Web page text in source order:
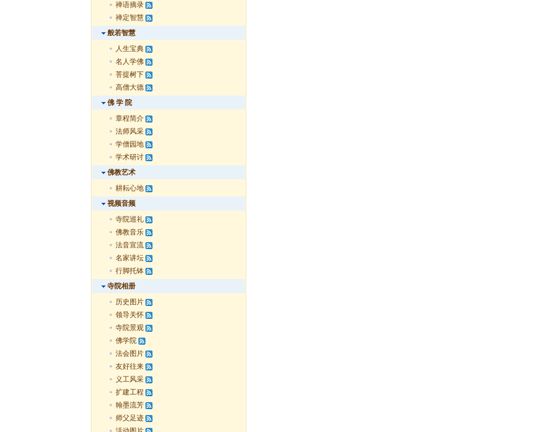
禅语摘录
禅定智慧
般若智慧
人生宝典
名人学佛
菩提树下
高僧大德
佛 学 院
章程简介
法师风采
学僧园地
学术研讨
佛教艺术
耕耘心地
视频音频
寺院巡礼
佛教音乐
法音宣流
名家讲坛
行脚托钵
寺院相册
历史图片
领导关怀
寺院景观
佛学院
法会图片
友好往来
义工风采
扩建工程
翰墨流芳
师父足迹